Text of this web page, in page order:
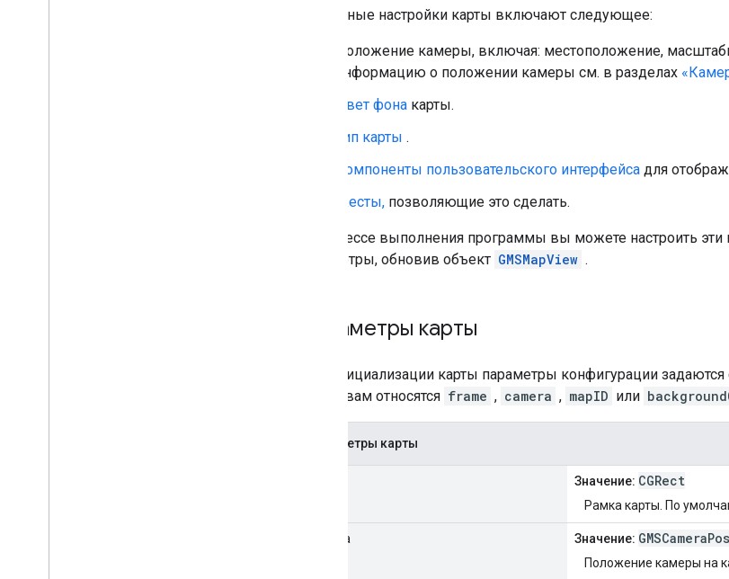
Начальные настройки карты включают следующее:
Положение камеры, включая: местоположение,
информацию о положении камеры см. в разделах
Цвет фона карты.
Тип карты .
Компоненты пользовательского интерфейса для
Жесты, позволяющие это сделать.
В процессе выполнения программы вы можете настроить
параметры, обновив объект GMSMapView .
Параметры карты
При инициализации карты параметры конфигурации
свойствам относятся frame , camera , mapID или
Параметры карты
Значение: CGRect
Рамка карты. По
камера Значение:
Положение камеры на